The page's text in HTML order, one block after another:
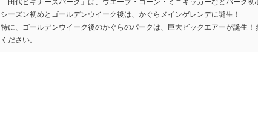
シーズン初めとゴールデンウイーク後は、かぐらメインゲレンデに誕生！
特に、ゴールデンウイーク後のかぐらのパークは、巨大ビックエアーが誕生
ください。